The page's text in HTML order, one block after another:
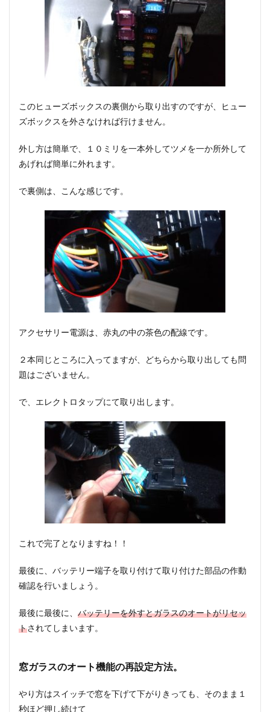
このヒューズボックスの裏側から取り出すのですが、ヒュー
ズボックスを外さなければ行けません。
外し方は簡単で、１０ミリを一本外してツメを一か所外して
あげれば簡単に外れます。
で裏側は、こんな感じです。
アクセサリー電源は、赤丸の中の茶色の配線です。
２本同じところに入ってますが、どちらから取り出しても問
題はございません。
で、エレクトロタップにて取り出します。
これで完了となりますね！！
最後に、バッテリー端子を取り付けて取り付けた部品の作動
確認を行いましょう。
最後に最後に、 バッテリーを外すとガラスのオートがリセッ
トされてしまいます。
窓ガラスのオート機能の再設定方法。
やり方はスイッチで窓を下げて下がりきっても、そのまま１
秒ほど押し続けて